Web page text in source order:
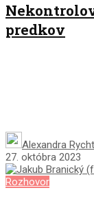
predkov
Alexandra
27. októbra 2023
Rozhovor